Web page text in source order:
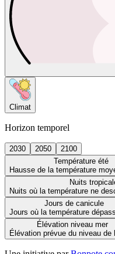
Climat
Horizon temporel
2030 2050
2100
Température été
Hausse de la température
Nuits
Nuits où la température ne
Jours de canicule
Jours où la température
Élévation niveau mer
Élévation prévue du niveau de